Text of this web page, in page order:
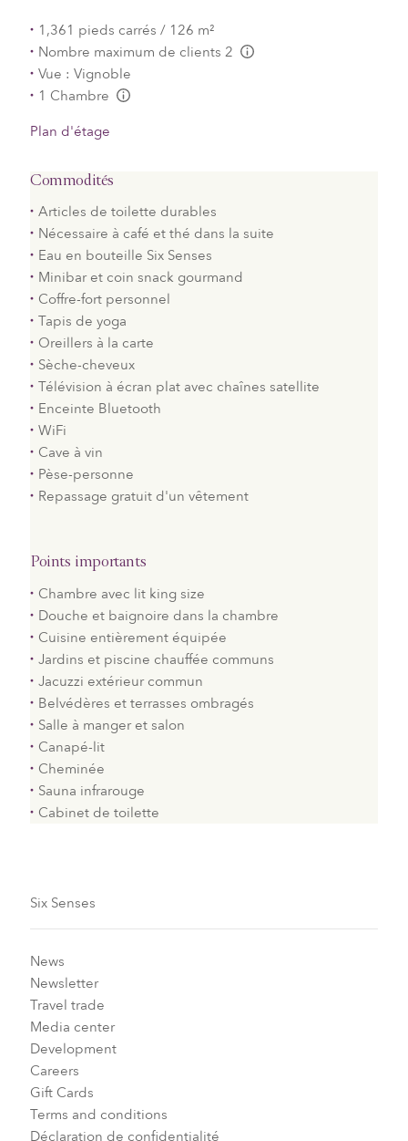
1,361 pieds carrés / 126 m²
Nombre maximum de clients 2
Vue : Vignoble
1 Chambre
Plan d'étage
Commodités
Articles de toilette durables
Nécessaire à café et thé dans la suite
Eau en bouteille Six Senses
Minibar et coin snack gourmand
Coffre-fort personnel
Tapis de yoga
Oreillers à la carte
Sèche-cheveux
Télévision à écran plat avec chaînes satellite
Enceinte Bluetooth
WiFi
Cave à vin
Pèse-personne
Repassage gratuit d'un vêtement
Points importants
Chambre avec lit king size
Douche et baignoire dans la chambre
Cuisine entièrement équipée
Jardins et piscine chauffée communs
Jacuzzi extérieur commun
Belvédères et terrasses ombragés
Salle à manger et salon
Canapé-lit
Cheminée
Sauna infrarouge
Cabinet de toilette
Six Senses
News
Newsletter
Travel trade
Media center
Development
Careers
Gift Cards
Terms and conditions
Déclaration de confidentialité